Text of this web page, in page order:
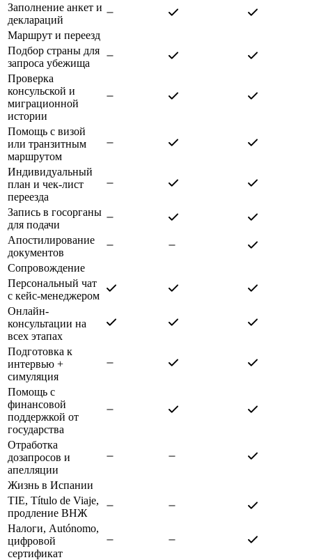
Заполнение анкет и
деклараций
Маршрут и переезд
Подбор страны для
запроса убежища
Проверка
консульской и
миграционной
истории
Помощь с визой
или транзитным
маршрутом
Индивидуальный
план и чек-лист
переезда
Запись в госорганы
для подачи
Апостилирование
документов
Сопровождение
Персональный чат
с кейс-менеджером
Онлайн-
консультации на
всех этапах
Подготовка к
интервью +
симуляция
Помощь с
финансовой
поддержкой от
государства
Отработка
дозапросов и
апелляции
Жизнь в Испании
TIE, Título de Viaje,
продление ВНЖ
Налоги, Autónomo,
цифровой
сертификат